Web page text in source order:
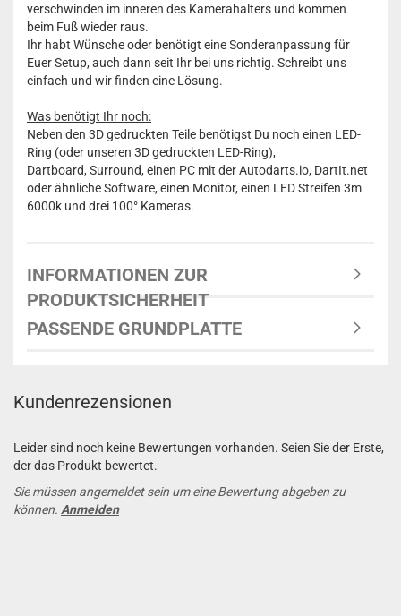
verschwinden im inneren des Kamerahalters und kommen
beim Fuß wieder raus.
Ihr habt Wünsche oder benötigt eine Sonderanpassung für
Euer Setup, auch dann seit Ihr bei uns richtig. Schreibt uns
einfach und wir finden eine Lösung.
Was benötigt Ihr noch:
Neben den 3D gedruckten Teile benötigst Du noch einen LED-
Ring (oder unseren 3D gedruckten LED-Ring),
Dartboard, Surround, einen PC mit der Autodarts.io, DartIt.net
oder ähnliche Software, einen Monitor, einen LED Streifen 3m
6000k und drei 100° Kameras.
INFORMATIONEN ZUR
PRODUKTSICHERHEIT
PASSENDE GRUNDPLATTE
Kundenrezensionen
Leider sind noch keine Bewertungen vorhanden. Seien Sie der Erste,
der das Produkt bewertet.
Sie müssen angemeldet sein um eine Bewertung abgeben zu
können. Anmelden